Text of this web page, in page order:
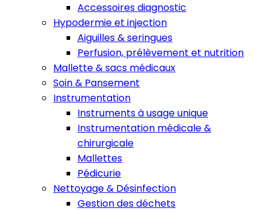
Accessoires diagnostic
Hypodermie et injection
Aiguilles & seringues
Perfusion, prélèvement et nutrition
Mallette & sacs médicaux
Soin & Pansement
Instrumentation
Instruments à usage unique
Instrumentation médicale &
chirurgicale
Mallettes
Pédicurie
Nettoyage & Désinfection
Gestion des déchets